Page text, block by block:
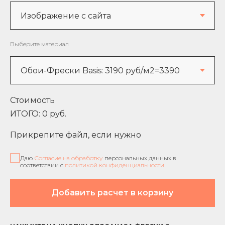
Выберите материал
Стоимость
ИТОГО: 0 руб.
Прикрепите файл, если нужно
Даю Согласие на обработку персональных данных в
соответствии с политикой конфиденциальности
Добавить расчет в корзину